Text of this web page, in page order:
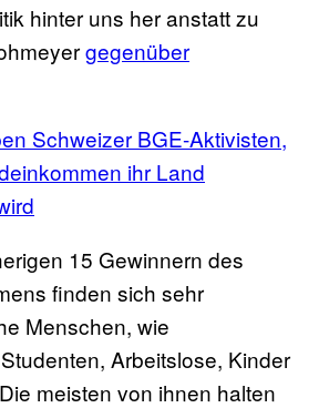
hinter uns her anstatt zu
gegenüber
Schweizer BGE-Aktivisten,
ihr Land
15 Gewinnern des
finden sich sehr
Menschen, wie
Arbeitslose, Kinder
meisten von ihnen halten